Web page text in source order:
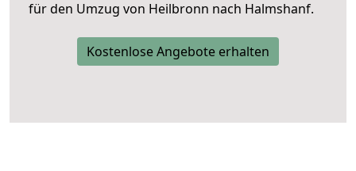
für den Umzug von Heilbronn nach Halmshanf.
Kostenlose Angebote erhalten